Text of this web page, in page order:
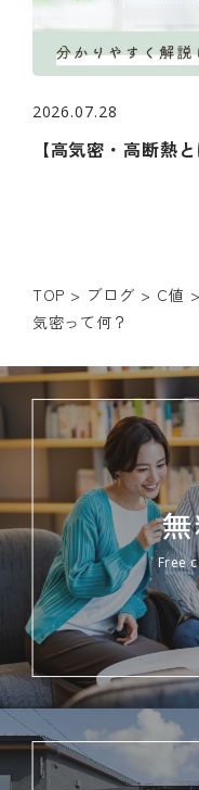
2026.07.28
【高気密・高断熱
TOP > ブログ > C値 >
気密って何？
Free